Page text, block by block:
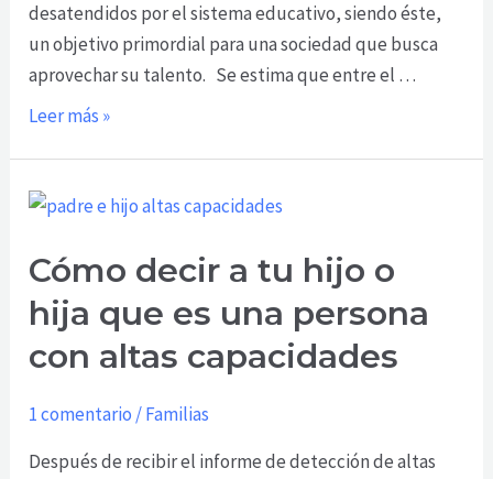
desatendidos por el sistema educativo, siendo éste,
un objetivo primordial para una sociedad que busca
aprovechar su talento. Se estima que entre el …
Leer más »
Cómo decir a tu hijo o
hija que es una persona
con altas capacidades
1 comentario /Familias
Después de recibir el informe de detección de altas
Cómo
a
tu
hijo
o
que
es